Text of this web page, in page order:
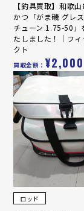
【釣具買取】和歌
かつ「がま磯 グレ
チューン 1.75-50」
たしました！｜フ
クト
買取金額： ¥2,000
ロッド